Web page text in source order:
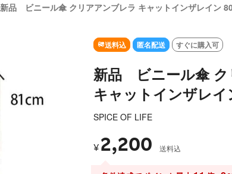
新品 ビニール傘 クリアアンブレラ キャットインザレイン
送料込 匿名配送 すぐに購入可
新品 ビニール傘 ク
キャットインザレイ
SPICE OF LIFE
¥ 2,200 送料込